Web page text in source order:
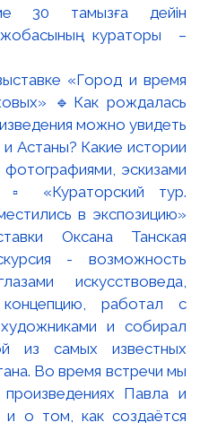
30 тамызға дейін
кураторы –